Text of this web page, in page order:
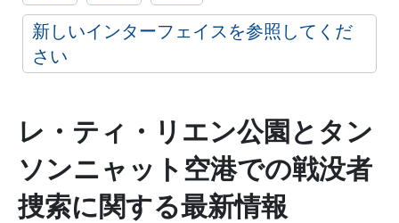
新しいインターフェイスを参照してくだ
さい
レ・ティ・リエン公園とタン
ソンニャット空港での戦没者
捜索に関する最新情報